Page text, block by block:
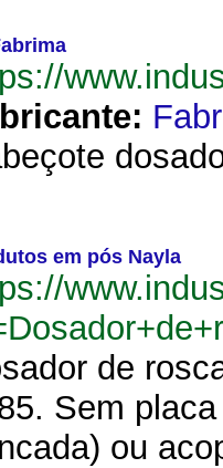
em pós Nayla
de
Sem
ou